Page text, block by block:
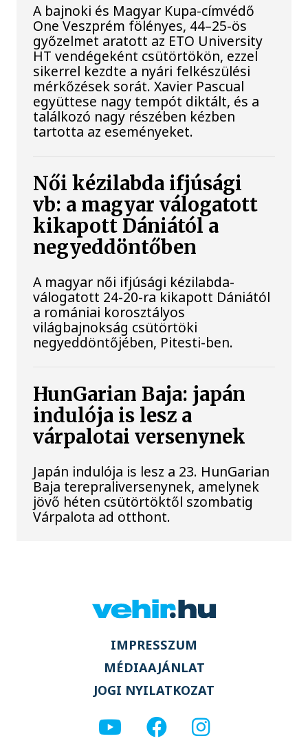
A bajnoki és Magyar Kupa-címvédő
One Veszprém fölényes, 44–25-ös
győzelmet aratott az ETO University
HT vendégeként csütörtökön, ezzel
sikerrel kezdte a nyári felkészülési
mérkőzések sorát. Xavier Pascual
együttese nagy tempót diktált, és a
találkozó nagy részében kézben
tartotta az eseményeket.
Női kézilabda ifjúsági
vb: a magyar válogatott
kikapott Dániától a
negyeddöntőben
A magyar női ifjúsági kézilabda-
válogatott 24-20-ra kikapott Dániától
a romániai korosztályos
világbajnokság csütörtöki
negyeddöntőjében, Pitesti-ben.
HunGarian Baja: japán
indulója is lesz a
várpalotai versenynek
Japán indulója is lesz a 23. HunGarian
Baja terepraliversenynek, amelynek
jövő héten csütörtöktől szombatig
Várpalota ad otthont.
IMPRESSZUM
MÉDIAAJÁNLAT
JOGI NYILATKOZAT